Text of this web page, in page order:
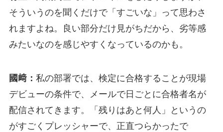
そういうのを聞くだけで「すごいな」って思わさ
れますよね。良い部分だけ見がちだから、劣等感
みたいなのを感じやすくなっているのかも。
國﨑： 私の部署では、検定に合格することが現場
デビューの条件で、メールで日ごとに合格者名が
配信されてきます。「残りはあと何人」というの
がすごくプレッシャーで、正直つらかったで